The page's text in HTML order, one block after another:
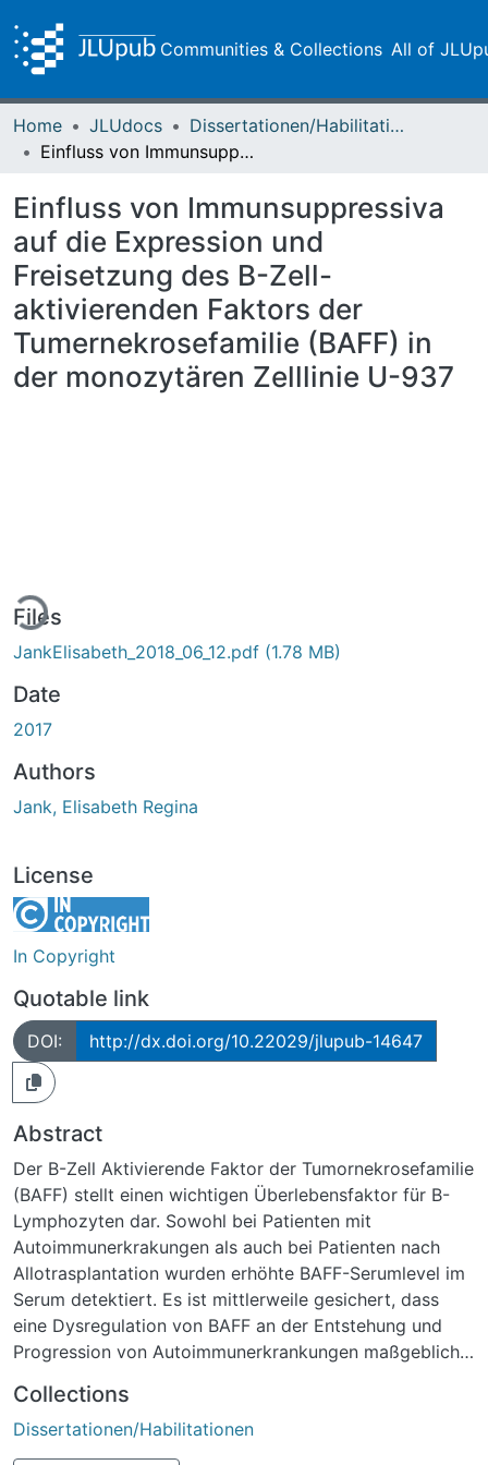
Communities & Collections All of
Home JLUdocs
Dissertationen/Habilitationen
Einfluss von Immunsuppressiva auf die Expression und Freisetzung des B-Zell-aktivierenden Faktors der Tumernekrosefamilie (BAFF) in der monozytären Zelllinie U-937
Einfluss von Immunsuppressiva
auf die Expression und
Freisetzung des B-Zell-
aktivierenden Faktors der
Tumernekrosefamilie (BAFF) in
der monozytären Zelllinie U-937
Files
JankElisabeth_2018_06_12.pdf (1.78 MB)
Date
2017
Authors
Jank, Elisabeth Regina
License
In Copyright
Quotable link
DOI: http://dx.doi.org/10.22029/jlupub-14647
Abstract
Der B-Zell Aktivierende Faktor der Tumornekrosefamilie
(BAFF) stellt einen wichtigen Überlebensfaktor für B-
Lymphozyten dar. Sowohl bei Patienten mit
Autoimmunerkrakungen als auch bei Patienten nach
Allotrasplantation wurden erhöhte BAFF-Serumlevel im
Serum detektiert. Es ist mittlerweile gesichert, dass
eine Dysregulation von BAFF an der Entstehung und
Progression von Autoimmunerkrankungen maßgeblich
2011 in der Therapie des SLE zugelassen ist und
vielversprechende Ergebnisse zeigt, unterstreicht dabei
die Bedeutung von BAFF in der Pathogenese und
Collections
Dissertationen/Habilitationen